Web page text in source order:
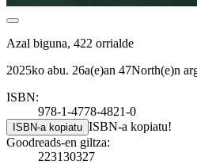
Azal biguna, 422 orrialde
2025ko abu. 26a(e)an 47North(e)n
ISBN:
978-1-4778-4821-0
ISBN-a kopiatu ISBN-a kopiatu!
Goodreads-en giltza:
223130327